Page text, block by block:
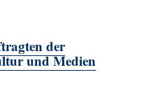
der
und Medien